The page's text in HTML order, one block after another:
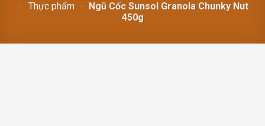
- Thực phẩm -
Ngũ Cốc Sunsol Granola Chunky Nut
450g